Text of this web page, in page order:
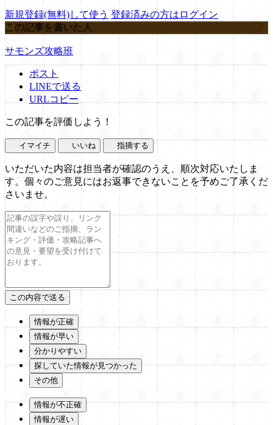
新規登録(無料)して使う 登録済みの方はログイン
この記事を書いた人
サモンズ攻略班
ポスト
LINEで送る
URLコピー
この記事を評価しよう！
イマイチ いいね 指摘する
いただいた内容は担当者が確認のうえ、順次対応いたしま
す。個々のご意見にはお返事できないことを予めご了承くだ
さいませ。
情報が正確
情報が早い
分かりやすい
探していた情報が見つかった
その他
情報が不正確
情報が遅い